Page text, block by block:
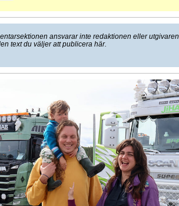
ansvarar inte redaktionen eller
text du väljer att publicera här.